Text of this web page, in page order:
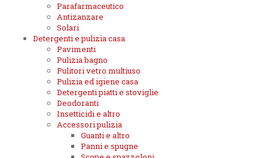
Parafarmaceutico
Antizanzare
Solari
Detergenti e pulizia casa
Pavimenti
Pulizia bagno
Pulitori vetro multiuso
Pulizia ed igiene casa
Detergenti piatti e stoviglie
Deodoranti
Insetticidi e altro
Accessori pulizia
Guanti e altro
Panni e spugne